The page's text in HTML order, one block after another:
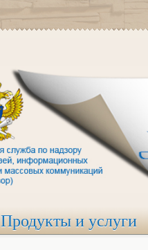
Продукты и услуги